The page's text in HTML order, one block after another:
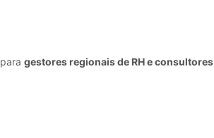
gestores regionais de RH e consultores